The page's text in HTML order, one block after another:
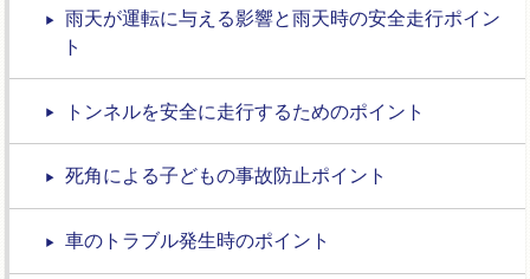
雨天が運転に与える影響と雨天時の安全走行ポイン
ト
トンネルを安全に走行するためのポイント
死角による子どもの事故防止ポイント
車のトラブル発生時のポイント